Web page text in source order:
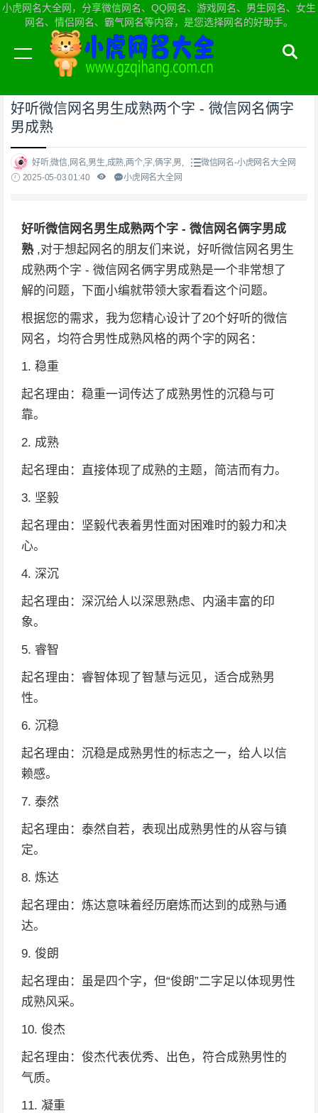
小虎网名大全网，分享微信网名、QQ网名、游戏网名、男生网名、女生
网名、情侣网名、霸气网名等内容，是您选择网名的好助手。
当前位置：小虎网名大全网首页>微信网名
好听微信网名男生成熟两个字 - 微信网名俩字
男成熟
好听,微信,网名,男生,成熟,两个,字,俩字,男,
微信网名-小虎网名大全网
2025-05-03 01:40
小虎网名大全网
好听微信网名男生成熟两个字 - 微信网名俩字男成
熟 ,对于想起网名的朋友们来说，好听微信网名男生
成熟两个字 - 微信网名俩字男成熟是一个非常想了
解的问题，下面小编就带领大家看看这个问题。
根据您的需求，我为您精心设计了20个好听的微信
网名，均符合男性成熟风格的两个字的网名：
1. 稳重
起名理由：稳重一词传达了成熟男性的沉稳与可
靠。
2. 成熟
起名理由：直接体现了成熟的主题，简洁而有力。
3. 坚毅
起名理由：坚毅代表着男性面对困难时的毅力和决
心。
4. 深沉
起名理由：深沉给人以深思熟虑、内涵丰富的印
象。
5. 睿智
起名理由：睿智体现了智慧与远见，适合成熟男
性。
6. 沉稳
起名理由：沉稳是成熟男性的标志之一，给人以信
赖感。
7. 泰然
起名理由：泰然自若，表现出成熟男性的从容与镇
定。
8. 炼达
起名理由：炼达意味着经历磨炼而达到的成熟与通
达。
9. 俊朗
起名理由：虽是四个字，但“俊朗”二字足以体现男性
成熟风采。
10. 俊杰
起名理由：俊杰代表优秀、出色，符合成熟男性的
气质。
11. 凝重